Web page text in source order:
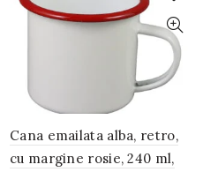
Cana emailata alba, retro,
cu margine rosie, 240 ml,